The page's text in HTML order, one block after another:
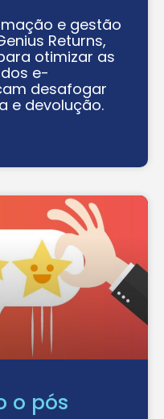
e gestão
Returns,
otimizar as
e-
desafogar
e devolução.
o pós